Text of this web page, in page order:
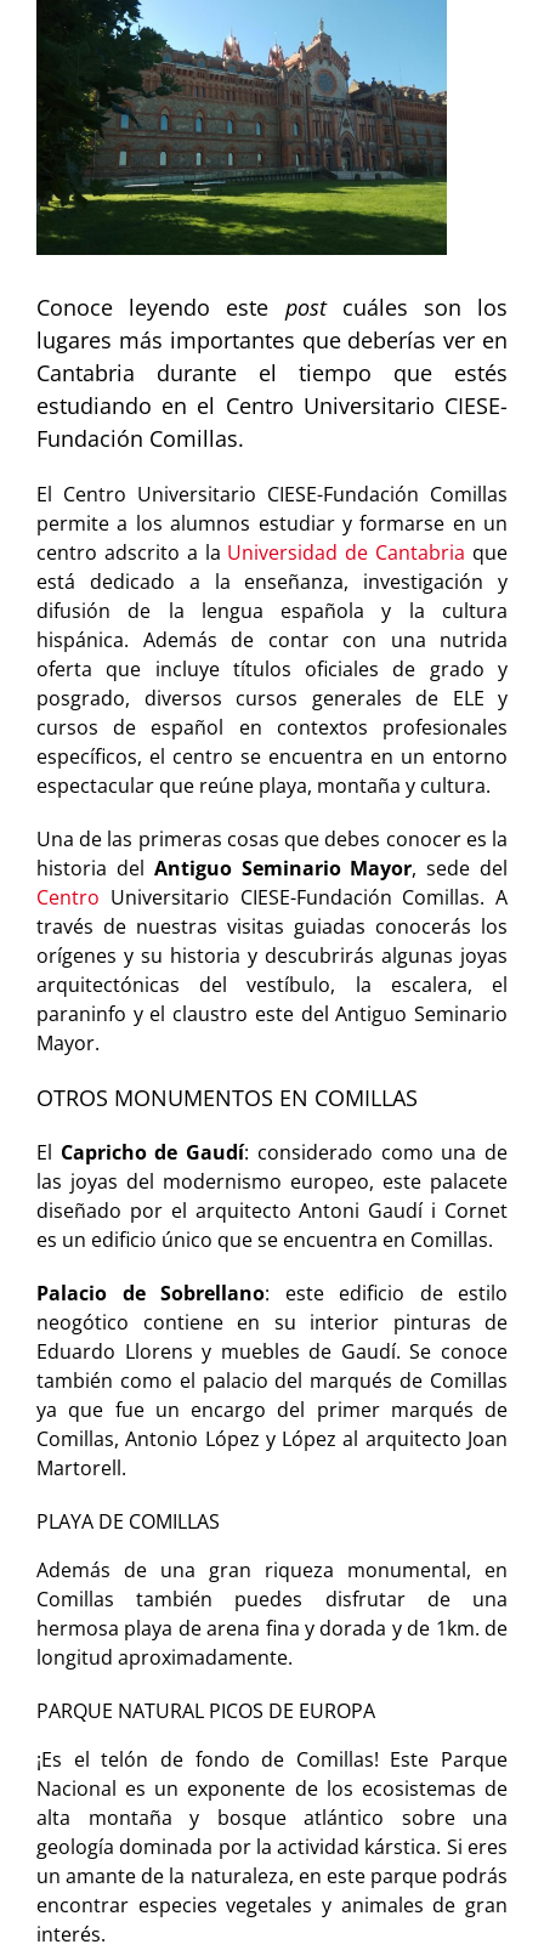
imagen
grande
Conoce leyendo este postcuáles son los
lugares más importantes que deberías ver en
Cantabria durante el tiempo que estés
estudiando en el Centro Universitario CIESE-
Fundación Comillas.
El Centro Universitario CIESE-Fundación Comillas
permite a los alumnos estudiar y formarse en un
centro adscrito a la Universidad de Cantabria que
está dedicado a la enseñanza, investigación y
difusión de la lengua española y la cultura
hispánica. Además de contar con una nutrida
oferta que incluye títulos oficiales de grado y
posgrado, diversos cursos generales de ELE y
cursos de español en contextos profesionales
específicos, el centro se encuentra en un entorno
espectacular que reúne playa, montaña y cultura.
Una de las primeras cosas que debes conocer es la
historia del Antiguo Seminario Mayor, sede del
Centro Universitario CIESE-Fundación Comillas. A
través de nuestras visitas guiadas conocerás los
orígenes y su historia y descubrirás algunas joyas
arquitectónicas del vestíbulo, la escalera, el
paraninfo y el claustro este del Antiguo Seminario
Mayor.
OTROS MONUMENTOS EN COMILLAS
El Capricho de Gaudí: considerado como una de
las joyas del modernismo europeo, este palacete
diseñado por el arquitecto Antoni Gaudí i Cornet
es un edificio único que se encuentra en Comillas.
Palacio de Sobrellano: este edificio de estilo
neogótico contiene en su interior pinturas de
Eduardo Llorens y muebles de Gaudí. Se conoce
también como el palacio del marqués de Comillas
ya que fue un encargo del primer marqués de
Comillas, Antonio López y López al arquitecto Joan
Martorell.
PLAYA DE COMILLAS
Además de una gran riqueza monumental, en
Comillas también puedes disfrutar de una
hermosa playa de arena fina y dorada y de 1km. de
longitud aproximadamente.
PARQUE NATURAL PICOS DE EUROPA
¡Es el telón de fondo de Comillas! Este Parque
Nacional es un exponente de los ecosistemas de
alta montaña y bosque atlántico sobre una
geología dominada por la actividad kárstica. Si eres
un amante de la naturaleza, en este parque podrás
encontrar especies vegetales y animales de gran
interés.